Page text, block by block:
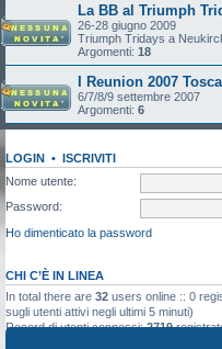
La BB al Triumph
26-28 giugno 2009
Triumph Tridays a
Argomenti: 18
I Reunion 2007
6/7/8/9 settembre 2007
Argomenti: 6
LOGIN • ISCRIVITI
Nome utente:
Password:
Ho dimenticato la password
CHI C’È IN LINEA
In total there are 32 users online :: 0
sugli utenti attivi negli ultimi 5 minuti)
Record di utenti connessi:2719